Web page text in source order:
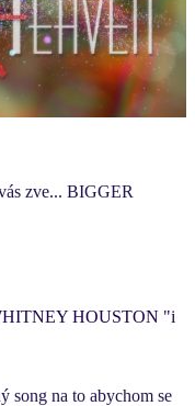
zve... BIGGER
HOUSTON "i
song na to abychom se